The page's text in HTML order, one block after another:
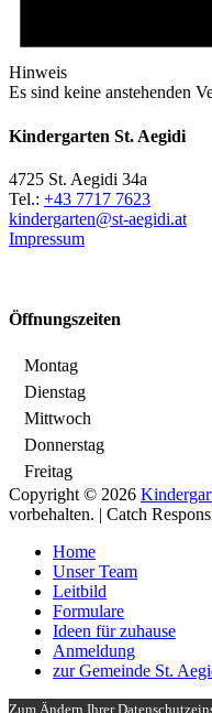
Hinweis
Es sind keine anstehenden
Kindergarten St. Aegidi
4725 St. Aegidi 34a
Tel.: +43 7717 7623
kindergarten@st-aegidi.at
Impressum
Öffnungszeiten
Montag
Dienstag
Mittwoch
Donnerstag
Freitag
Copyright © 2026
vorbehalten. | Catch
oben
scrollen
Home
Unser Team
Leitbild
Formulare
Ideen für zuhause
Anmeldung
zur Gemeinde St.
Zum Ändern Ihrer